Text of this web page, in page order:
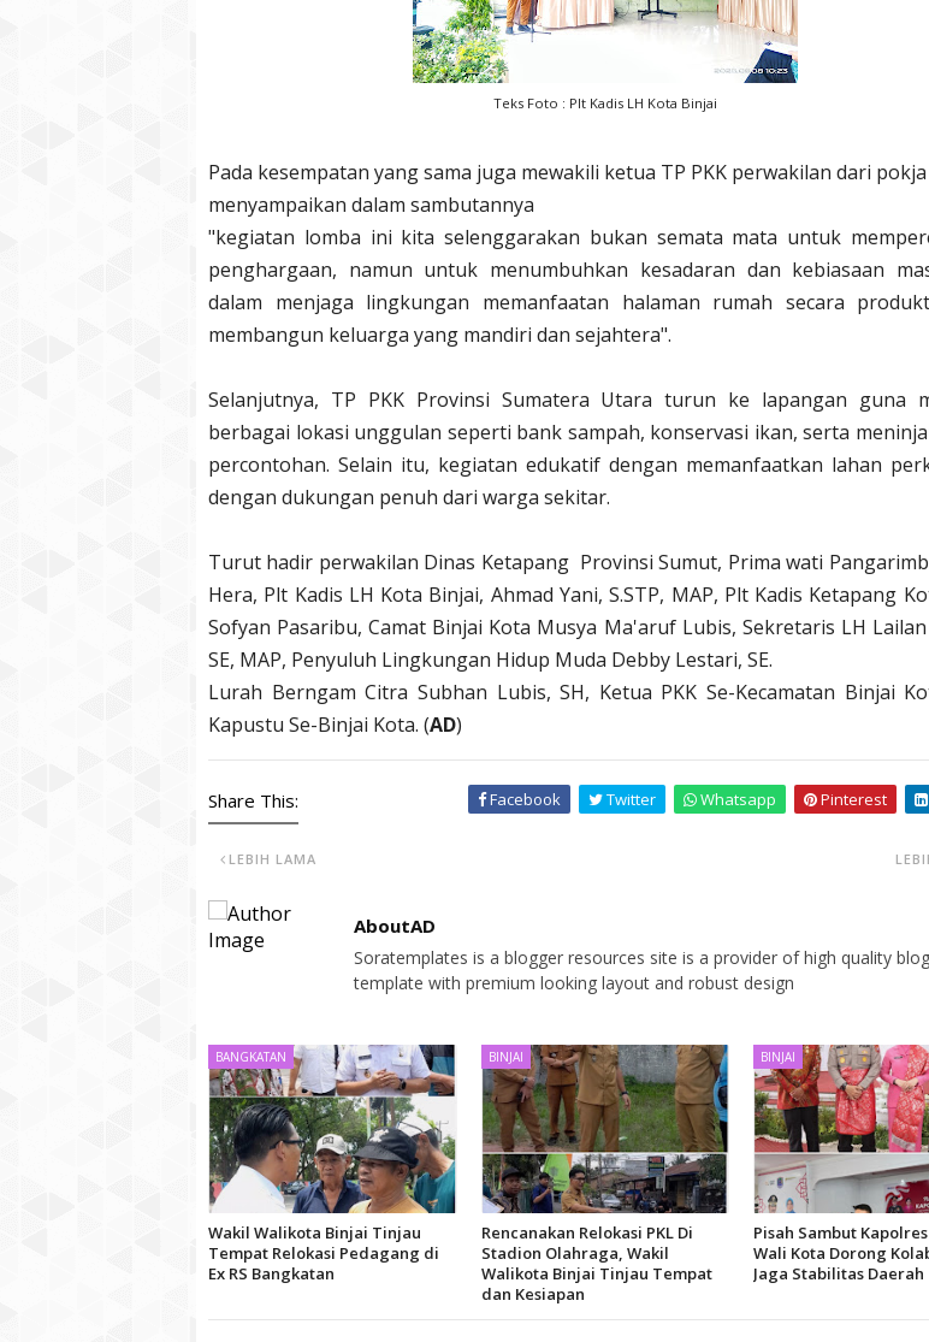
Teks Foto : Plt Kadis LH Kota Binjai
Pada kesempatan yang sama juga mewakili ketua TP PKK perwakilan dari pokja
menyampaikan dalam sambutannya
"kegiatan lomba ini kita selenggarakan bukan semata mata untuk
penghargaan, namun untuk menumbuhkan kesadaran dan kebiasaan
dalam menjaga lingkungan memanfaatan halaman rumah secara
membangun keluarga yang mandiri dan sejahtera".
Selanjutnya, TP PKK Provinsi Sumatera Utara turun ke lapangan guna
berbagai lokasi unggulan seperti bank sampah, konservasi ikan, serta
percontohan. Selain itu, kegiatan edukatif dengan memanfaatkan lahan
dengan dukungan penuh dari warga sekitar.
Turut hadir perwakilan Dinas Ketapang Provinsi Sumut, Prima wati
Hera, Plt Kadis LH Kota Binjai, Ahmad Yani, S.STP, MAP, Plt Kadis Ketapang
Sofyan Pasaribu, Camat Binjai Kota Musya Ma'aruf Lubis, Sekretaris LH Lailan
SE, MAP, Penyuluh Lingkungan Hidup Muda Debby Lestari, SE.
Lurah Berngam Citra Subhan Lubis, SH, Ketua PKK Se-Kecamatan Binjai
Kapustu Se-Binjai Kota. (AD)
Share This: Facebook Twitter Whatsapp Pinterest
LEBIH LAMA
AboutAD
Soratemplates is a blogger resources site is a provider of high quality
template with premium looking layout and robust design
BANGKATAN
Wakil Walikota Binjai Tinjau
Tempat Relokasi Pedagang di
Ex RS Bangkatan
BINJAI
Rencanakan Relokasi PKL Di
Stadion Olahraga, Wakil
Walikota Binjai Tinjau Tempat
dan Kesiapan
BINJAI
Pisah Sambut
Wali Kota Dorong
Jaga Stabilitas Daerah